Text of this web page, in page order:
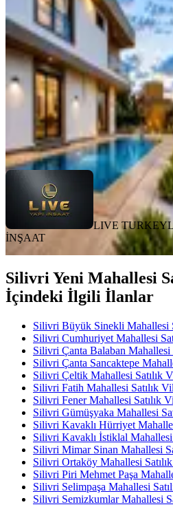
Silivri, Kavaklı
450 m²
23.400.000 ₺
LIVE TURKEY LIVE YAPI
Ara
LIVE TURKEY
İNŞAAT
Silivri Yeni Mahallesi
İçindeki İlgili İlanlar
Silivri Büyük Sinekli Mahallesi
Silivri Cumhuriyet Mahallesi
Silivri Çanta Balaban Mahallesi
Silivri Çanta Sancaktepe
Silivri Çeltik Mahallesi Satılık
Silivri Fatih Mahallesi Satılık
Silivri Fener Mahallesi Satılık
Silivri Gümüşyaka Mahallesi
Silivri Kavaklı Hürriyet
Silivri Kavaklı İstiklal Mahallesi
Silivri Mimar Sinan Mahallesi
Silivri Ortaköy Mahallesi
Silivri Piri Mehmet Paşa
Silivri Selimpaşa Mahallesi
Silivri Semizkumlar Mahallesi